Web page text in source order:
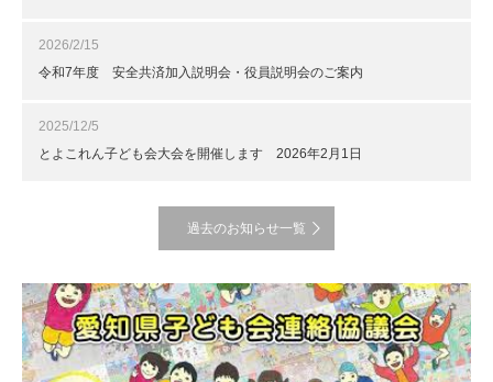
2026/2/15
令和7年度 安全共済加入説明会・役員説明会のご案内
2025/12/5
とよこれん子ども会大会を開催します 2026年2月1日
過去のお知らせ一覧